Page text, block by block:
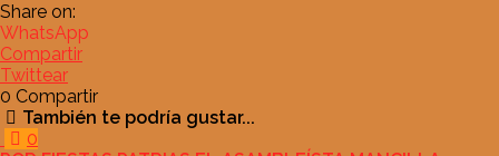
Share on:
WhatsApp
Compartir
Twittear
0 Compartir
También te podría gustar...
0